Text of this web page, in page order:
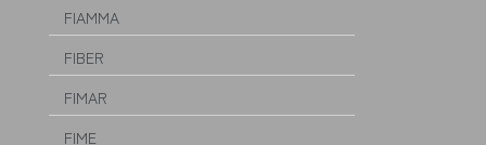
FIAMMA
FIBER
FIMAR
FIME